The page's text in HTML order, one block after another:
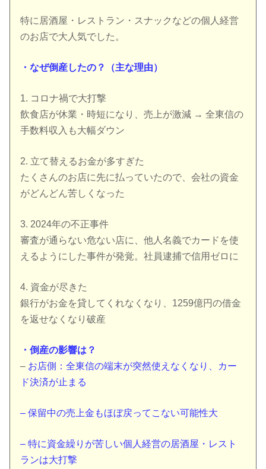
特に居酒屋・レストラン・スナックなどの個人経営
のお店で大人気でした。
・なぜ倒産したの？（主な理由）
1. コロナ禍で大打撃
飲食店が休業・時短になり、売上が激減 → 全東信の
手数料収入も大幅ダウン
2. 立て替えるお金が多すぎた
たくさんのお店に先に払っていたので、会社の資金
がどんどん苦しくなった
3. 2024年の不正事件
審査が通らない危ない店に、他人名義でカードを使
えるようにした事件が発覚。社員逮捕で信用ゼロに
4. 資金が尽きた
銀行がお金を貸してくれなくなり、1259億円の借金
を返せなくなり破産
・倒産の影響は？
– お店側：全東信の端末が突然使えなくなり、カー
ド決済が止まる
– 保留中の売上金もほぼ戻ってこない可能性大
– 特に資金繰りが苦しい個人経営の居酒屋・レスト
ランは大打撃